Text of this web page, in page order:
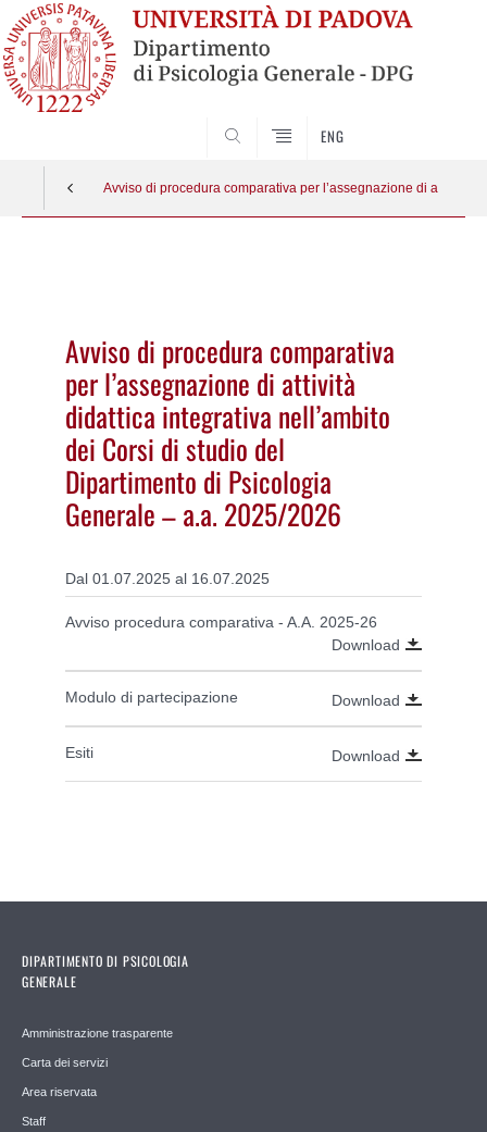
ENG
Avviso di procedura comparativa per l’assegnazione di attività
Avviso di procedura comparativa
per l’assegnazione di attività
didattica integrativa nell’ambito
dei Corsi di studio del
Dipartimento di Psicologia
Generale – a.a. 2025/2026
Dal 01.07.2025 al 16.07.2025
Avviso procedura comparativa - A.A. 2025-26
Download
Modulo di partecipazione Download
Esiti Download
DIPARTIMENTO DI PSICOLOGIA
GENERALE
Amministrazione trasparente
Carta dei servizi
Area riservata
Staff